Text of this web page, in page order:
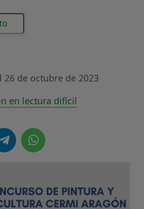
26 de octubre de 2023
en lectura difícil